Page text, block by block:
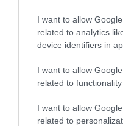
I want to allow
related to analytics
device identifiers in
I want to allow
related to
I want to allow
related to
Αντηλιακό Προσώπου
και Σώματος SPF50